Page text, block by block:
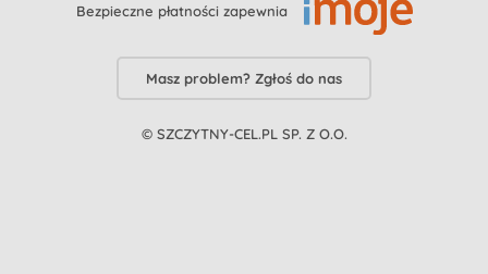
Bezpieczne płatności zapewnia
Masz problem? Zgłoś do nas
© SZCZYTNY-CEL.PL SP. Z O.O.